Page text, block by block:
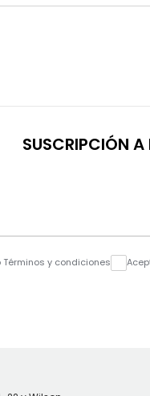
SUSCRIPCIÓN
Términos y condiciones